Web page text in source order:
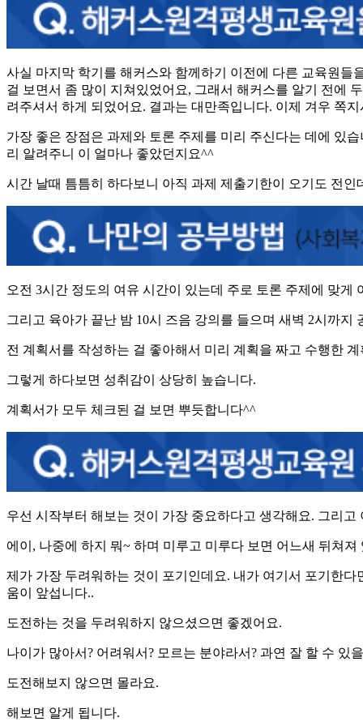
사실 마지막 학기를 해커스와 함께하기 이전에 다른 교육원
걸 보면서 좀 많이 지쳐있었어요, 그래서 해커스를 알기 전에
려주셔서 하게 되었어요. 결과는 대만족입니다. 이제 겨우 쪽
가장 좋은 장점은 과제와 토론 주제를 미리 주신다는 데에 있
리 알려주니 이 얼마나 좋았던지요^^
시간 날때 틈틈히 하다보니 아직 과제 제출기한이 오기도 전
오전 3시간 정도의 여유 시간이 있는데 주로 토론 주제에 맞
그리고 육아가 끝난 밤 10시 즈음 강의를 들으며 새벽 2시까지
전 계획서를 작성하는 걸 좋아해서 미리 계획을 짜고 수행한
그렇게 하다보면 성취감이 상당히 높습니다.
계획서가 모두 체크된 걸 보면 뿌듯합니다^^
우선 시작부터 해보는 것이 가장 중요하다고 생각해요. 그리
에이, 나중에 하지 뭐~ 하며 미루고 미루다 보면 어느새 뒤쳐
제가 가장 두려워하는 것이 포기인데요. 내가 여기서 포기한
움이 앞섭니다..
도전하는 것을 두려워하지 않으셨으면 좋겠어요.
나이가 많아서? 어려워서? 모르는 분야라서? 과연 잘 할 수 있
도전해보지 않으면 몰라요.
해보면 알게 됩니다.